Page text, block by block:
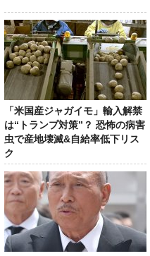
「米国産ジャガイモ」輸入解禁
は“トランプ対策”？ 恐怖の病害
虫で産地壊滅&自給率低下リス
ク